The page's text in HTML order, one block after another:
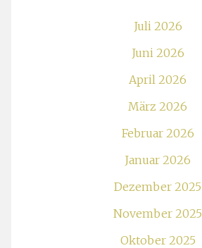
Juli 2026
Juni 2026
April 2026
März 2026
Februar 2026
Januar 2026
Dezember 2025
November 2025
Oktober 2025